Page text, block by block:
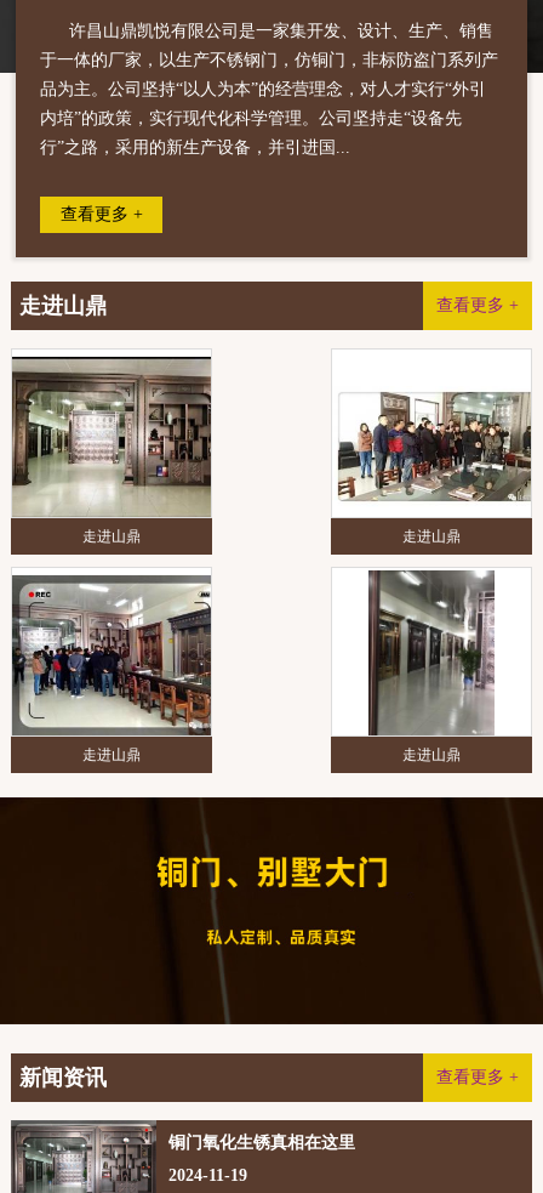
许昌山鼎凯悦有限公司是一家集开发、设计、生产、销售
于一体的厂家，以生产不锈钢门，仿铜门，非标防盗门系列产
品为主。公司坚持“以人为本”的经营理念，对人才实行“外引
内培”的政策，实行现代化科学管理。公司坚持走“设备先
行”之路，采用的新生产设备，并引进国...
查看更多 +
查看更多 +
走进山鼎
走进山鼎 走进山鼎
走进山鼎 走进山鼎
查看更多 +
新闻资讯
铜门氧化生锈真相在这里
2024-11-19